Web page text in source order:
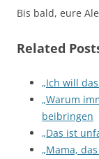
Bis bald, eure
Related
„Ich will
„Warum
beibringen
„Das ist
„Mama,